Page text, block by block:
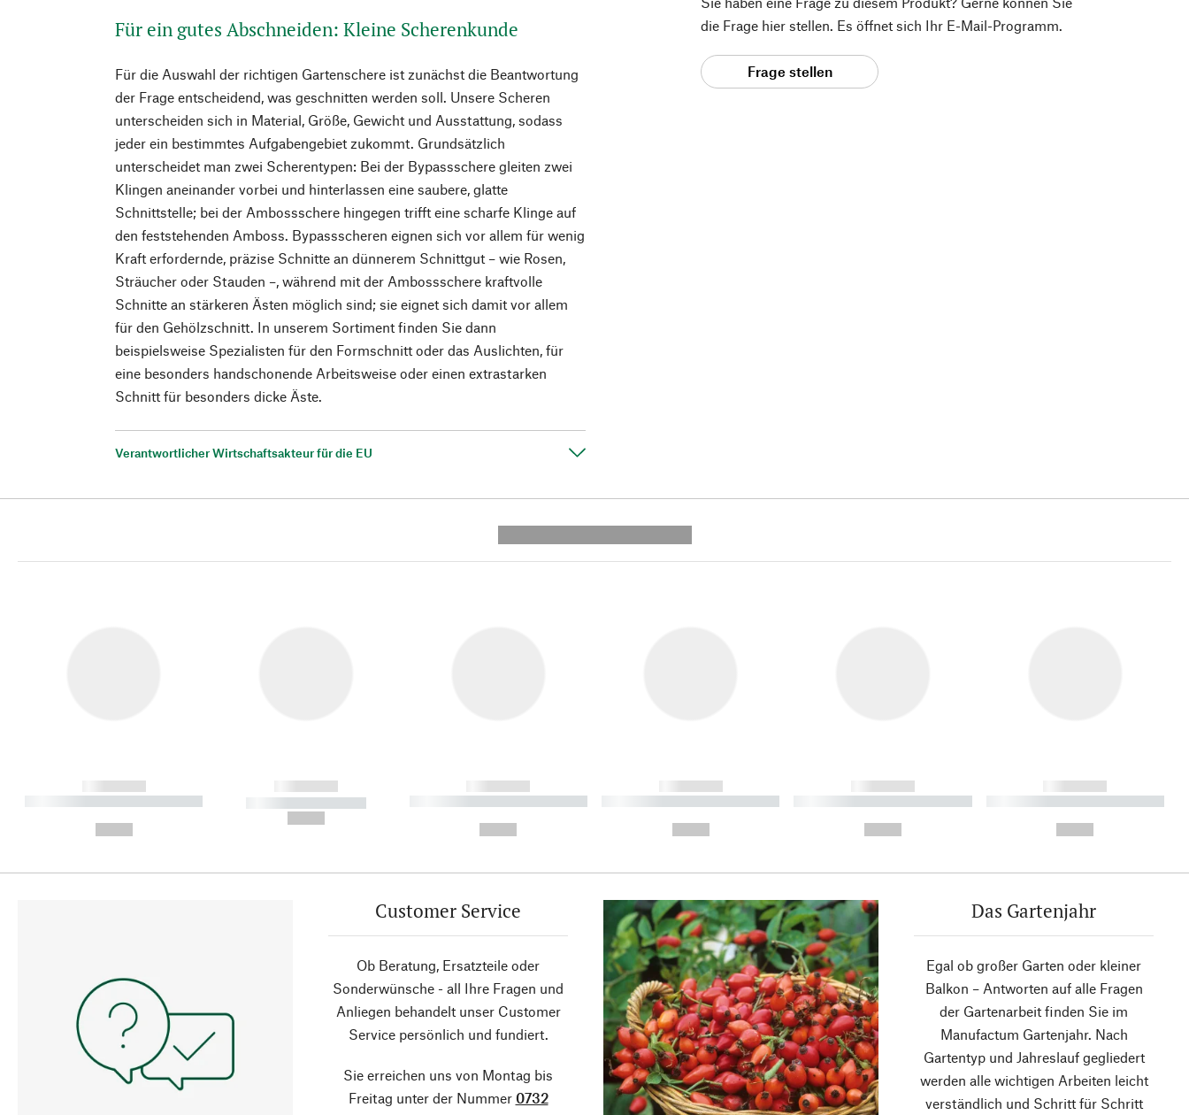
Für ein gutes Abschneiden: Kleine Scherenkunde
Für die Auswahl der richtigen Gartenschere ist zunächst die Beantwortung
der Frage entscheidend, was geschnitten werden soll. Unsere Scheren
unterscheiden sich in Material, Größe, Gewicht und Ausstattung, sodass
jeder ein bestimmtes Aufgabengebiet zukommt. Grundsätzlich
unterscheidet man zwei Scherentypen: Bei der Bypassschere gleiten zwei
Klingen aneinander vorbei und hinterlassen eine saubere, glatte
Schnittstelle; bei der Ambossschere hingegen trifft eine scharfe Klinge auf
den feststehenden Amboss. Bypassscheren eignen sich vor allem für wenig
Kraft erfordernde, präzise Schnitte an dünnerem Schnittgut – wie Rosen,
Sträucher oder Stauden –, während mit der Ambossschere kraftvolle
Schnitte an stärkeren Ästen möglich sind; sie eignet sich damit vor allem
für den Gehölzschnitt. In unserem Sortiment finden Sie dann
beispielsweise Spezialisten für den Formschnitt oder das Auslichten, für
eine besonders handschonende Arbeitsweise oder einen extrastarken
Schnitt für besonders dicke Äste.
Verantwortlicher Wirtschaftsakteur für die EU
die Frage hier stellen. Es öffnet sich Ihr E-Mail-Programm.
Frage stellen
------------
----------- ----------- ----------
------------
----------- -----------
------------
----------- ----------- ----------
------------
----------- ----------- ----------
------------
----------- ----------- ----------
------------
----------- ----------- ----------
Customer Service
Ob Beratung, Ersatzteile oder
Sonderwünsche - all Ihre Fragen und
Anliegen behandelt unser Customer
Service persönlich und fundiert.
Sie erreichen uns von Montag bis
Freitag unter der Nummer 0732
Das Gartenjahr
Egal ob großer Garten oder kleiner
Balkon – Antworten auf alle Fragen
der Gartenarbeit finden Sie im
Manufactum Gartenjahr. Nach
Gartentyp und Jahreslauf gegliedert
werden alle wichtigen Arbeiten leicht
verständlich und Schritt für Schritt